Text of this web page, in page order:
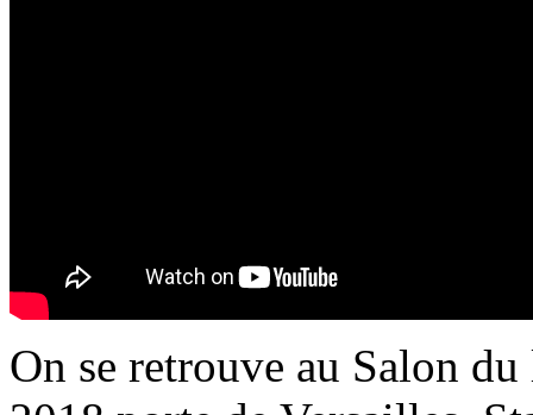
On se retrouve au Salon